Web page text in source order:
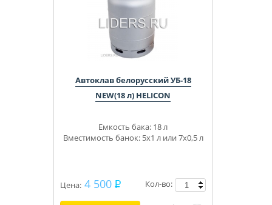
Автоклав белорусский УБ-18
NEW(18 л) HELICON
Емкость бака: 18 л
Вместимость банок: 5х1 л или 7х0,5 л
Цена: 4 500
Кол-во: